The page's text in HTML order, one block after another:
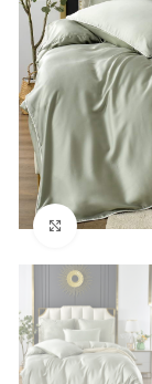
Нажмите,